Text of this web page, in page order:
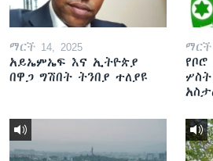
ማርች 14, 2025
አይኤምኤፍ እና ኢትዮጵያ
በዋጋ ግሽበት ትንበያ ተለያዩ
ማርች